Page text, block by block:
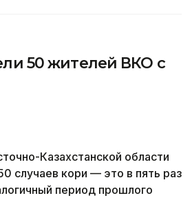
50 жителей ВКО с
Казахстанской области
случаев кори — это в пять раз
период прошлого